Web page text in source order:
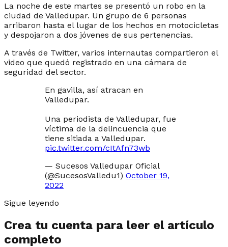
La noche de este martes se presentó un robo en la
ciudad de Valledupar. Un grupo de 6 personas
arribaron hasta el lugar de los hechos en motocicletas
y despojaron a dos jóvenes de sus pertenencias.
A través de Twitter, varios internautas compartieron el
video que quedó registrado en una cámara de
seguridad del sector.
En gavilla, así atracan en
Valledupar.
Una periodista de Valledupar, fue
víctima de la delincuencia que
tiene sitiada a Valledupar.
pic.twitter.com/cItAfn73wb
— Sucesos Valledupar Oficial
(@SucesosValledu1) October 19,
2022
Sigue leyendo
Crea tu cuenta para leer el artículo
completo